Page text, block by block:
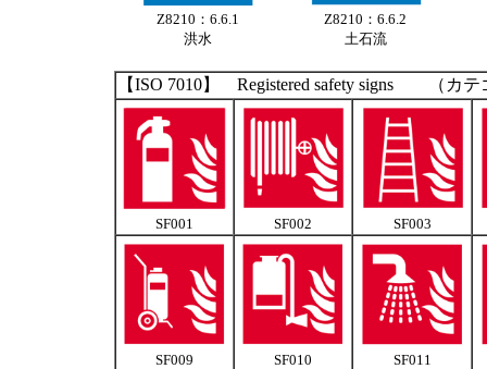
Z8210：6.6.1
洪水
Z8210：6.6.2
土石流
【ISO 7010】 Registered safety signs （カテ
SF001 SF002 SF003
SF009 SF010 SF011